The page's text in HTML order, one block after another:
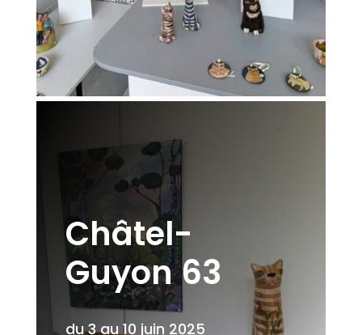
Châtel-
Guyon 63
du 3 au 10 juin 2025